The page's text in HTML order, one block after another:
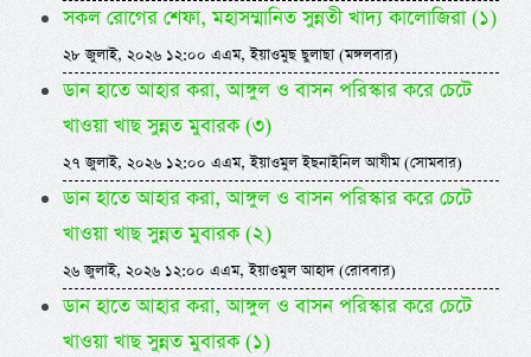
সকল রোগের শেফা, মহাসম্মানিত সুন্নতী খাদ্য কালোজিরা (১)
২৮ জুলাই, ২০২৬ ১২:০০ এএম, ইয়াওমুছ ছুলাছা (মঙ্গলবার)
ডান হাতে আহার করা, আঙ্গুল ও বাসন পরিস্কার করে চেটে
খাওয়া খাছ সুন্নত মুবারক (৩)
২৭ জুলাই, ২০২৬ ১২:০০ এএম, ইয়াওমুল ইছনাইনিল আযীম (সোমবার)
ডান হাতে আহার করা, আঙ্গুল ও বাসন পরিস্কার করে চেটে
খাওয়া খাছ সুন্নত মুবারক (২)
২৬ জুলাই, ২০২৬ ১২:০০ এএম, ইয়াওমুল আহাদ (রোববার)
ডান হাতে আহার করা, আঙ্গুল ও বাসন পরিস্কার করে চেটে
খাওয়া খাছ সুন্নত মুবারক (১)